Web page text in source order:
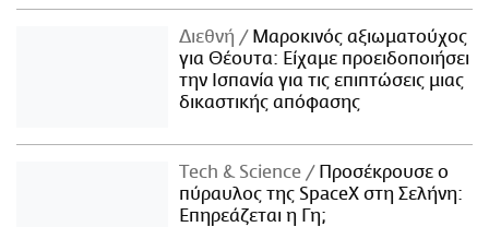
Διεθνή
Μαροκινός αξιωματούχος
για Θέουτα: Είχαμε προειδοποιήσει
την Ισπανία για τις επιπτώσεις μιας
δικαστικής απόφασης
Τech & Science
Προσέκρουσε ο
πύραυλος της SpaceX στη Σελήνη:
Επηρεάζεται η Γη;